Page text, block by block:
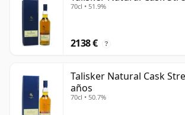
70cl • 51.9%
2138 € ?
Talisker Natural Cask
años
70cl • 50.7%